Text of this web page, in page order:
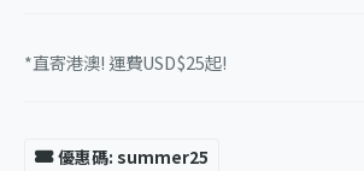
*直寄港澳! 運費USD$25起!
優惠碼: summer25